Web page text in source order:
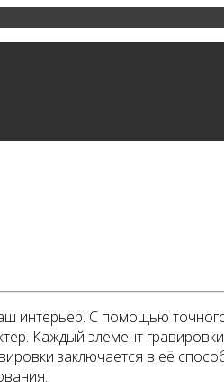
интерьер. С помощью
Каждый элемент
заключается в её